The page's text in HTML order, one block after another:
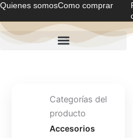
Ir
al
contenido
Quienes somosComo comprar
Categorías del
producto
Accesorios